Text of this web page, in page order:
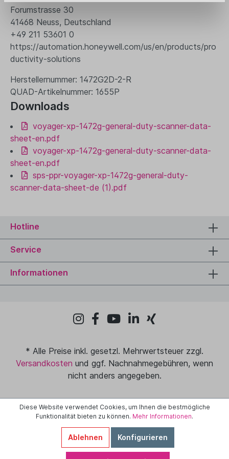
Forumstrasse 30
41468 Neuss, Deutschland
+49 211 53601 0
https://automation.honeywell.com/us/en/products/pro
ductivity-solutions
Herstellernummer: 1472G2D-2-R
QUAD-Artikelnummer: 1655P
Downloads
voyager-xp-1472g-general-duty-scanner-data-
sheet-en.pdf
voyager-xp-1472g-general-duty-scanner-data-
sheet-en.pdf
sps-ppr-voyager-xp-1472g-general-duty-
scanner-data-sheet-de (1).pdf
Hotline
Service
Informationen
* Alle Preise inkl. gesetzl. Mehrwertsteuer zzgl.
Versandkosten und ggf. Nachnahmegebühren, wenn
nicht anders angegeben.
Diese Website verwendet Cookies, um Ihnen die bestmögliche
Funktionalität bieten zu können. Mehr Informationen.
Ablehnen Konfigurieren